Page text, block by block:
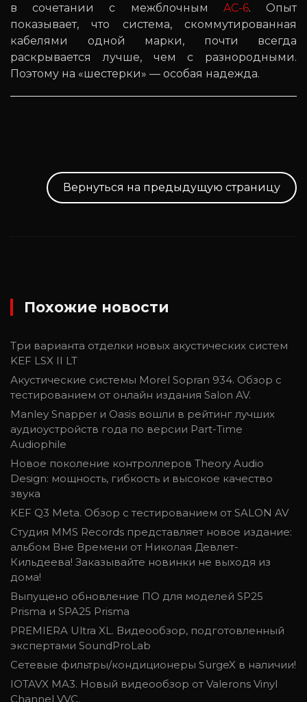
в сочетании с межблочным AC-6. Опыт
показывает, что система, скоммутированная
кабелями одной марки, почти всегда
раскрывается лучше, чем с разнородными.
Поэтому на «шестерки» — особая надежда.
Вернуться на предыдущую страницу
Похожие новости
Три варианта отделки новых акустических систем
KEF LSX II LT
Акустические системы Morel Sopran 934. Обзор с
тестированием от онлайн издания Salon AV.
Manley Snapper и Oasis вошли в рейтинг лучших
аудиоустройств года по версии Part-Time
Audiophile
Новое поколение контроллеров Theory Audio
Design: мощность, гибкость и высокое качество
звука
KEF Q3 Meta. Обзор с тестированием от SALON AV
Студия MMS Records представляет новое издание:
альбом Вне Времени от Николая Девлет-
Кильдеева! Заказывайте новинки не выходя из
дома!
Выпущено обновление ПО для моделей SP25
Prisma и SPA25 Prisma
PREMIERA Ultra XL. Видеообзор, подготовленный
экспертами SoundProLab
Cетевые фильтры/кондиционеры SurgeX в наличии!
IOTAVX MA3. Новый видеообзор от Valerons Vinyl
Channel VVC.